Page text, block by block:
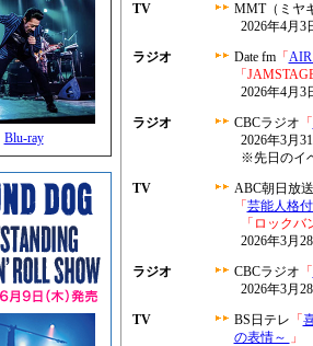
Blu-ray
TV
MMT（ミヤ
2026年4月3
ラジオ
Date fm「
「
2026年4月3
ラジオ
CBCラジオ 「
2026年3月
※先日のイ
TV
ABC朝日放
「 芸能人格
「ロック
2026年3月
ラジオ
CBCラジオ 「
2026年3月
TV
BS日テレ 「
の表情～
」